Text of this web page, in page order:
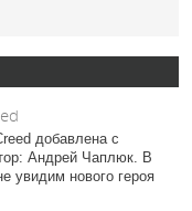
добавлена с
Андрей Чаплюк. В
увидим нового героя